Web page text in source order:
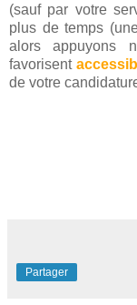
(sauf par votre
plus de temps
alors appuyons
favorisent
de votre
Partager